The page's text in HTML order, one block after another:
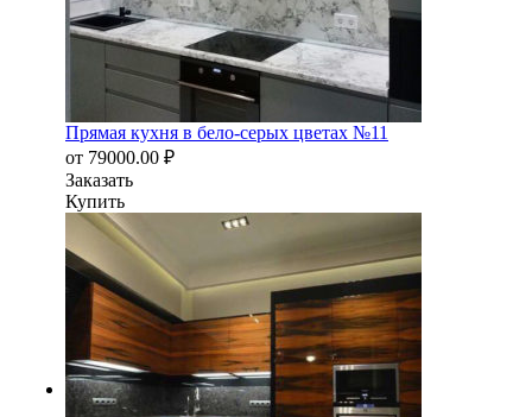
Прямая кухня в бело-серых цветах №11
от 79000.00 ₽
Заказать
Купить